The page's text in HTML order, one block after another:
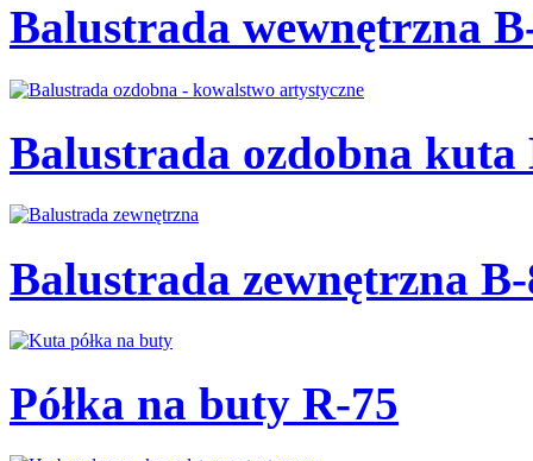
Balustrada wewnętrzna
Balustrada ozdobna kuta
Balustrada zewnętrzna
Półka na buty R-75